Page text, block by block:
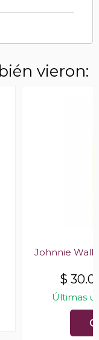
vieron:
Johnnie
$
Últimas